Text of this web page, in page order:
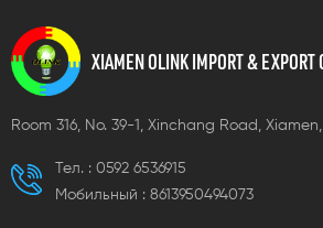
XIAMEN OLINK IMPORT & EXPORT
Room 316, No. 39-1, Xinchang Road,
Тел. : 0592 6536915
Мобильный : 8613950494073